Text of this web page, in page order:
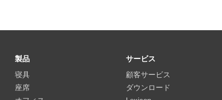
製品
寝具
座席
サービス
顧客サービス
ダウンロード